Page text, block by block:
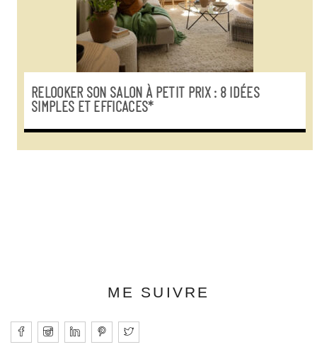
RELOOKER SON SALON À PETIT PRIX : 8 IDÉES
SIMPLES ET EFFICACES*
ME SUIVRE